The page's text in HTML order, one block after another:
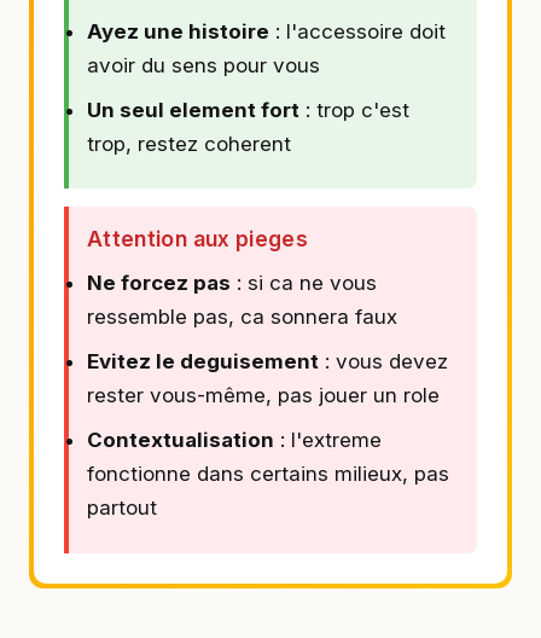
Ayez une histoire : l'accessoire doit
avoir du sens pour vous
Un seul element fort : trop c'est
trop, restez coherent
Attention aux pieges
Ne forcez pas : si ca ne vous
ressemble pas, ca sonnera faux
Evitez le deguisement : vous devez
rester vous-même, pas jouer un role
Contextualisation : l'extreme
fonctionne dans certains milieux, pas
partout